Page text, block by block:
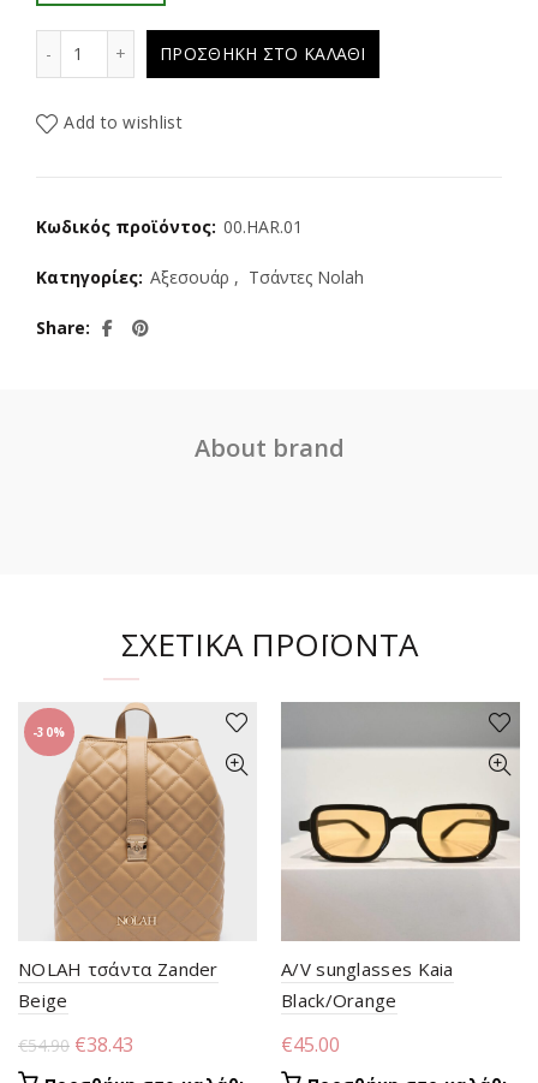
ΠΡΟΣΘΉΚΗ ΣΤΟ ΚΑΛΆΘΙ
Add to wishlist
Κωδικός προϊόντος: 00.HAR.01
Κατηγορίες: Αξεσουάρ , Τσάντες Nolah
Share
About brand
ΣΧΕΤΙΚΆ ΠΡΟΪΌΝΤΑ
-30%
NOLAH τσάντα Zander
Beige
€54.90 Original
price
€38.43
τρέχουσα
A/V sunglasses Kaia
Black/Orange
€45.00